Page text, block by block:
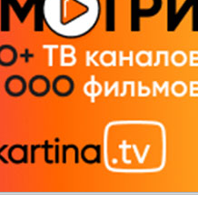
Наш
там и тут
Ost-